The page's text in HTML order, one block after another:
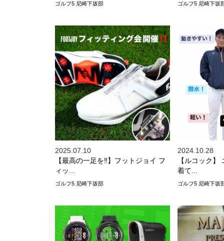
ゴルフ5 尼崎下坂部 ゴルフ5 尼崎下坂
2025.07.10
【最高の一足を‼️】フットジョイ フ
ィッ...
ゴルフ5 尼崎下坂部
2024.10.28
【ルコック
着て...
ゴルフ5 尼崎下坂